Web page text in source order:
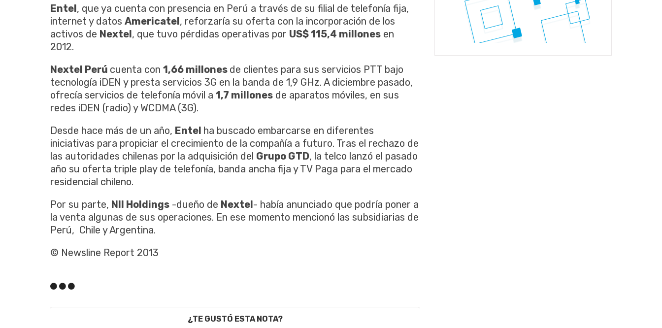
Entel, que ya cuenta con presencia en Perú a través de su filial de telefonía fija,
internet y datos Americatel, reforzaría su oferta con la incorporación de los
activos de Nextel, que tuvo pérdidas operativas por US$ 115,4 millones en
2012.
Nextel Perú cuenta con 1,66 millones de clientes para sus servicios PTT bajo
tecnología iDEN y presta servicios 3G en la banda de 1,9 GHz. A diciembre pasado,
ofrecía servicios de telefonía móvil a 1,7 millones de aparatos móviles, en sus
redes iDEN (radio) y WCDMA (3G).
Desde hace más de un año, Entel ha buscado embarcarse en diferentes
iniciativas para propiciar el crecimiento de la compañía a futuro. Tras el rechazo de
las autoridades chilenas por la adquisición del Grupo GTD, la telco lanzó el pasado
año su oferta triple play de telefonía, banda ancha fija y TV Paga para el mercado
residencial chileno.
Por su parte, NII Holdings -dueño de Nextel- había anunciado que podría poner a
la venta algunas de sus operaciones. En ese momento mencionó las subsidiarias de
Perú, Chile y Argentina.
© Newsline Report 2013
¿TE GUSTÓ ESTA NOTA?